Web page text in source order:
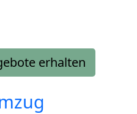
erhalten